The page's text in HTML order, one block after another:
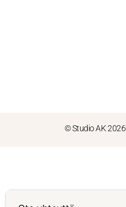
© Studio AK 2026